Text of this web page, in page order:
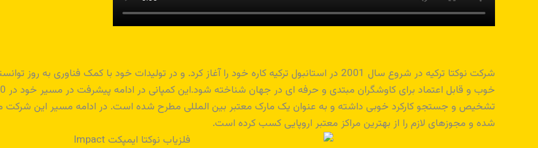
شرکت نوکتا ترکیه در شروع سال 2001 در استانبول ترکیه کاره خود را آغاز کرد. و در تولیدات خود با کمک
تشخیص و جستجو کارکرد خوبی داشته و به عنوان یک مارک معتبر بین المللی مطرح شده است. در ادامه مسیر این شرکت
شده و مجوزهای لازم را از بهترین مراکز معتبر اروپایی کسب کرده است.